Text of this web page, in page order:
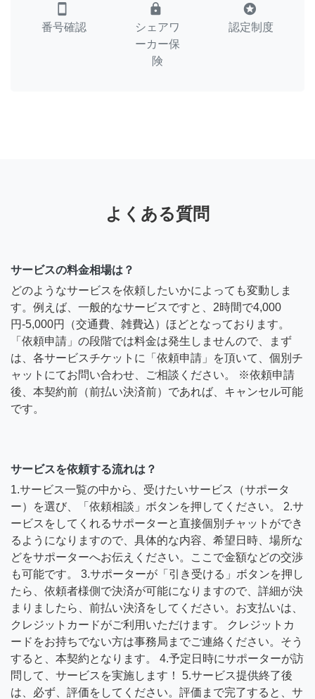
smartphone
番号確認
lock
シェアワ
ーカー保
険
stars
認定制度
よくある質問
サービスの料金相場は？
どのようなサービスを依頼したいかによっても変動しま
す。例えば、一般的なサービスですと、2時間で4,000
円-5,000円（交通費、雑費込）ほどとなっております。
「依頼申請」の段階では料金は発生しませんので、まず
は、各サービスチケットに「依頼申請」を頂いて、個別チ
ャットにてお問い合わせ、ご相談ください。 ※依頼申請
後、本契約前（前払い決済前）であれば、キャンセル可能
です。
サービスを依頼する流れは？
1.サービス一覧の中から、受けたいサービス（サポータ
ー）を選び、「依頼相談」ボタンを押してください。 2.サ
ービスをしてくれるサポーターと直接個別チャットができ
るようになりますので、具体的な内容、希望日時、場所な
どをサポーターへお伝えください。ここで金額などの交渉
も可能です。 3.サポーターが「引き受ける」ボタンを押し
たら、依頼者様側で決済が可能になりますので、詳細が決
まりましたら、前払い決済をしてください。お支払いは、
クレジットカードがご利用いただけます。 クレジットカ
ードをお持ちでない方は事務局までご連絡ください。そう
すると、本契約となります。 4.予定日時にサポーターが訪
問して、サービスを実施します！ 5.サービス提供終了後
は、必ず、評価をしてください。評価まで完了すると、サ